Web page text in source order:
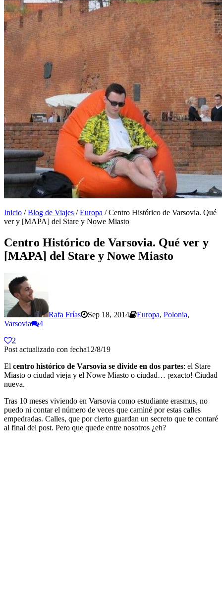
Inicio /Blog de Viajes /Europa /Centro Histórico de Varsovia. Qué
ver y [MAPA] del Stare y Nowe Miasto
Centro Histórico de Varsovia. Qué ver y
[MAPA] del Stare y Nowe Miasto
Rafa Frías Sep 18, 2014 Europa, Polonia,
Varsovia
4
2
Post actualizado con fecha12/8/19
El centro histórico de Varsovia se divide en dos partes: el Stare
Miasto o ciudad vieja y el Nowe Miasto o ciudad… ¡exacto! Ciudad
nueva.
Tras 10 meses viviendo en Varsovia como estudiante erasmus, no
puedo ni contar el número de veces que caminé por estas calles
empedradas. Calles, que por cierto guardan un secreto que te contaré
al final del post. Pero que quede entre nosotros ¿eh?